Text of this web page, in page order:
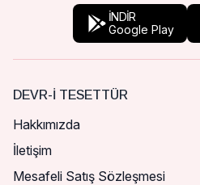
İNDİR
Google Play
DEVR-I TESETTÜR
Hakkımızda
İletişim
Mesafeli Satış Sözleşmesi